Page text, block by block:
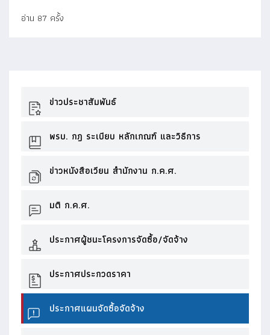
อ่าน 87 ครั้ง
ข่าวประชาสัมพันธ์
พรบ. กฎ ระเบียบ หลักเกณฑ์ และวิธีการ
ข่าวหนังสือเวียน สำนักงาน ก.ค.ศ.
มติ ก.ค.ศ.
ประกาศผู้ชนะโครงการจัดซื้อ/จัดจ้าง
ประกาศประกวดราคา
ประกาศแผนจัดซื้อจัดจ้าง